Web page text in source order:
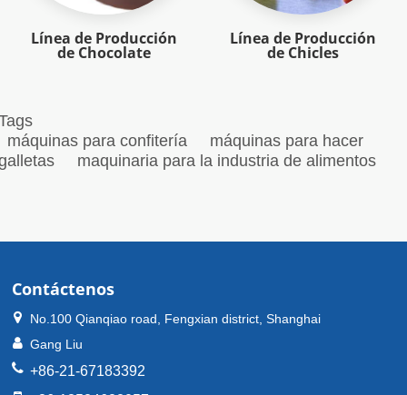
Línea de Producción
de Chocolate
Línea de Producción
de Chicles
máquinas para confitería
máquinas para hacer
maquinaria para la industria de alimentos
Contáctenos
No.100 Qianqiao road, Fengxian district, Shanghai
Gang Liu
+86-21-67183392